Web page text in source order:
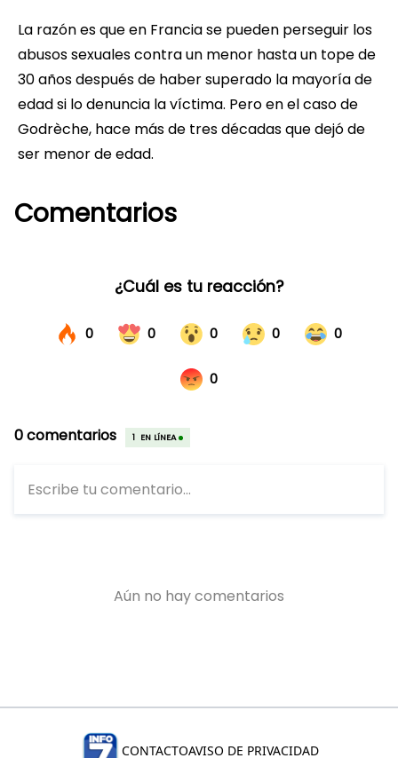
La razón es que en Francia se pueden perseguir los
abusos sexuales contra un menor hasta un tope de
30 años después de haber superado la mayoría de
edad si lo denuncia la víctima. Pero en el caso de
Godrèche, hace más de tres décadas que dejó de
ser menor de edad.
Comentarios
CONTACTOAVISO DE PRIVACIDAD